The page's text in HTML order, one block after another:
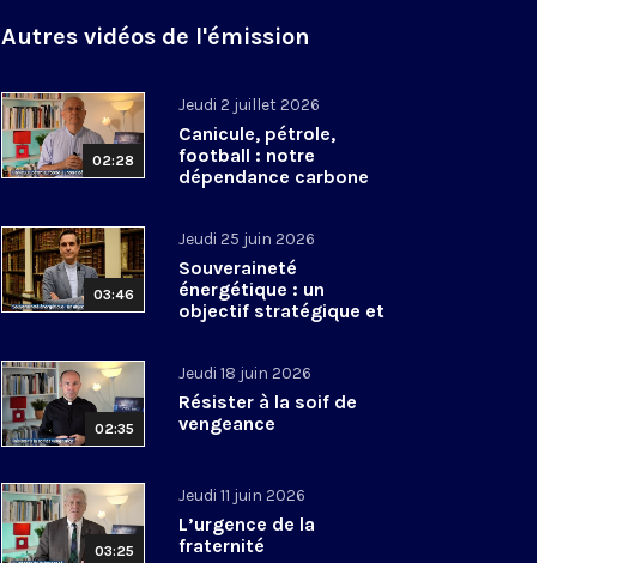
Autres vidéos de l'émission
02:28
Jeudi 2 juillet 2026
Canicule, pétrole,
football : notre
dépendance carbone
03:46
Jeudi 25 juin 2026
Souveraineté
énergétique : un
objectif stratégique et
02:35
Jeudi 18 juin 2026
Résister à la soif de
vengeance
03:25
Jeudi 11 juin 2026
L’urgence de la
fraternité